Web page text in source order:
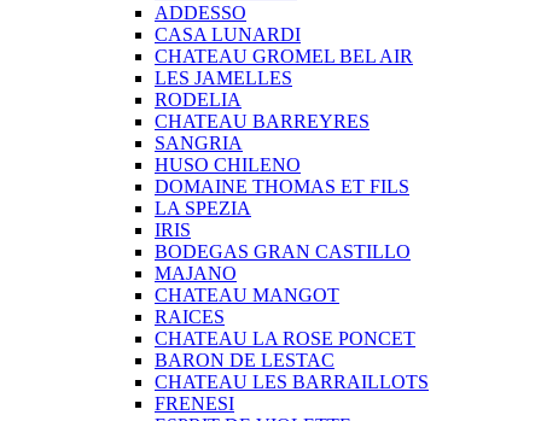
ADDESSO
CASA LUNARDI
CHATEAU GROMEL BEL AIR
LES JAMELLES
RODELIA
CHATEAU BARREYRES
SANGRIA
HUSO CHILENO
DOMAINE THOMAS ET FILS
LA SPEZIA
IRIS
BODEGAS GRAN CASTILLO
MAJANO
CHATEAU MANGOT
RAICES
CHATEAU LA ROSE PONCET
BARON DE LESTAC
CHATEAU LES BARRAILLOTS
FRENESI